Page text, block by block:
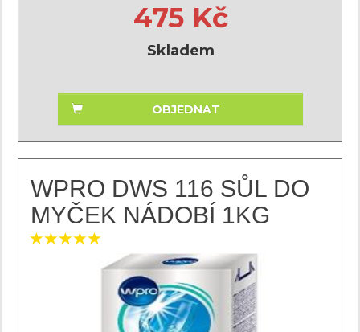
475 Kč
Skladem
OBJEDNAT
WPRO DWS 116 SŮL DO
MYČEK NÁDOBÍ 1KG